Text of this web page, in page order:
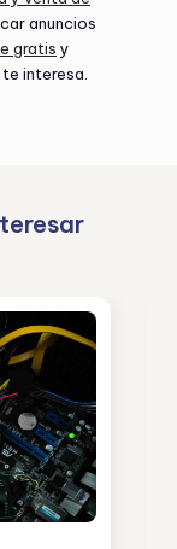
anuncios
gratis y
interesa.